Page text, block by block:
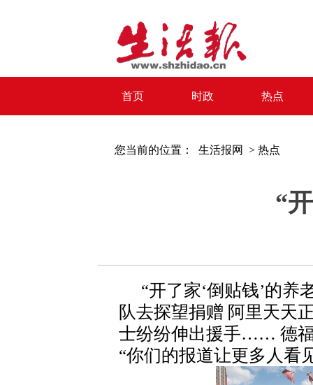
首页 时政 热点
您当前的位置： 生活报网 > 热点
“
“开了家‘倒贴钱’的养
队去探望捐赠 阿里天天
士纷纷伸出援手…… 德
“你们的报道让更多人看